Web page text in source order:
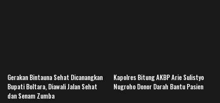
Gerakan Bintauna Sehat Dicanangkan
Bupati Boltara, Diawali Jalan Sehat
dan Senam Zumba
Kapolres Bitung AKBP Arie Sulistyo
Nugroho Donor Darah Bantu Pasien